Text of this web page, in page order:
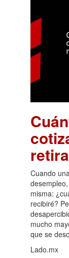
Cuando
misma:
recibiré?
mucho
que se
Lado.mx